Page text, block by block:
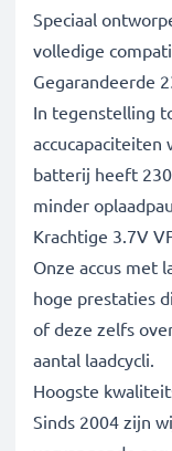
Speciaal
volledige
Gegarandeerde
In tegenstelling
accucapaciteiten
batterij heeft
minder
Krachtige 3.7V
Onze accus met
hoge prestaties
of deze zelfs
aantal laadcycli.
Hoogste
Sinds 2004 zijn